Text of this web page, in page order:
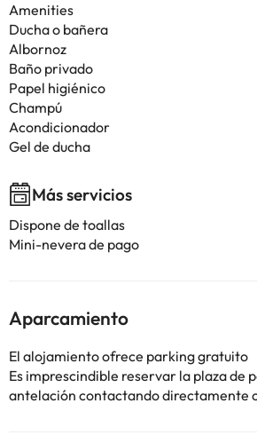
Amenities
Ducha o bañera
Albornoz
Baño privado
Papel higiénico
Champú
Acondicionador
Gel de ducha
Más servicios
Dispone de toallas
Mini-nevera de pago
Aparcamiento
El alojamiento ofrece parking gratuito
Es imprescindible reservar la plaza de
antelación contactando directamente